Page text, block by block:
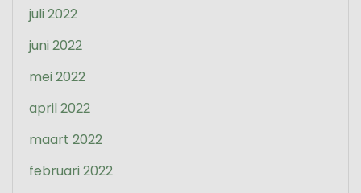
juli 2022
juni 2022
mei 2022
april 2022
maart 2022
februari 2022